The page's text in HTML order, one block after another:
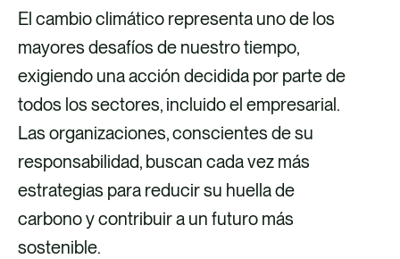
m
p
a
r
t
i
r
v
í
m
p
a
r
t
i
r
v
í
m
p
a
r
t
i
r
v
m
p
a
r
t
r
p
El cambio climático representa uno de los
mayores desafíos de nuestro tiempo,
exigiendo una acción decidida por parte de
todos los sectores, incluido el empresarial.
Las organizaciones, conscientes de su
responsabilidad, buscan cada vez más
estrategias para reducir su huella de
carbono y contribuir a un futuro más
sostenible.